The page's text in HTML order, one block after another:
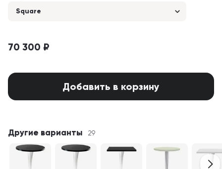
Square
70 300 ₽
Добавить в корзину
Другие варианты 29